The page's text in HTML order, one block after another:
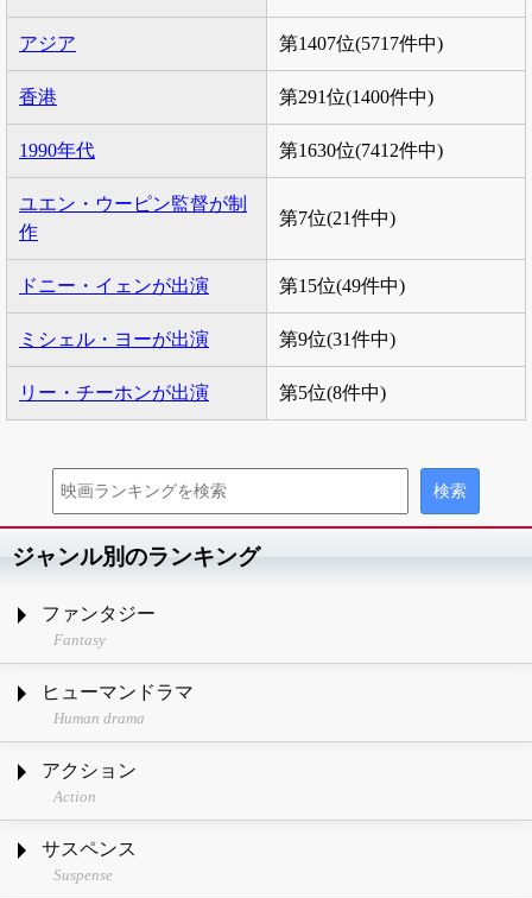
アジア 第1407位(5717件中)
香港 第291位(1400件中)
1990年代 第1630位(7412件中)
ユエン・ウーピン監督が制
作
第7位(21件中)
ドニー・イェンが出演 第15位(49件中)
ミシェル・ヨーが出演 第9位(31件中)
リー・チーホンが出演 第5位(8件中)
ジャンル別のランキング
ファンタジー
Fantasy
ヒューマンドラマ
Human drama
アクション
Action
サスペンス
Suspense